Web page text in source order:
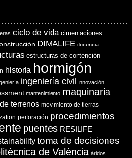
ciclo de vida cimentaciones
DIMALIFE docencia
estructuras de contención
historia hormigón
ingeniería civil innovación
mantenimiento maquinaria
terrenos movimiento de tierras
perforación procedimientos
puentes RESILIFE
toma de decisiones
de València áridos